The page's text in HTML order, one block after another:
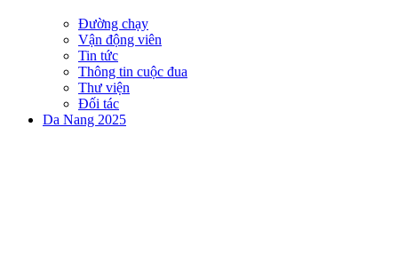
Đường chạy
Vận động viên
Tin tức
Thông tin cuộc đua
Thư viện
Đối tác
Da Nang 2025